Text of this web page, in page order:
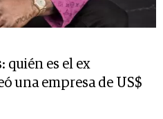
quién es el ex
una empresa de US$